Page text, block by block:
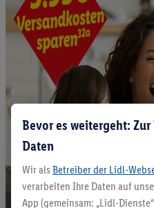
Bevor es weitergeht:
Daten
Wir als Betreiber der Lidl-
verarbeiten Ihre Daten auf
App (gemeinsam: „Lidl-